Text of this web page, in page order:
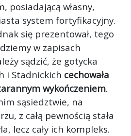
posiadającą własny,
system fortyfikacyjny.
się prezentował, tego
w zapisach
sądzić, że gotycka
i Stadnickich cechowała
wykończeniem.
sąsiedztwie, na
z całą pewnością stała
lecz cały ich kompleks.